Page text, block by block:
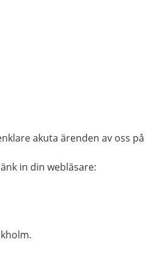
akuta ärenden av oss på
in din webläsare: